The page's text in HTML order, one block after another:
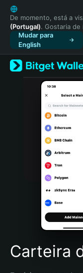
English
日本語
Tiếng Việt
Русский
Español
Türkçe
Italiano
Português (Portugal)
Bahasa Indonesia
Português (Brasil)
Español (Argentina)
De momento, está a
(Portugal). Gostaria de
Mudar para
English
Carteira